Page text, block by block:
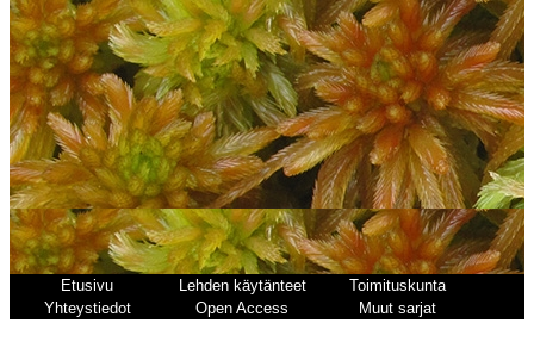
Etusivu Lehden käytänteet
Toimituskunta
Yhteystiedot
Open Access Muut sarjat